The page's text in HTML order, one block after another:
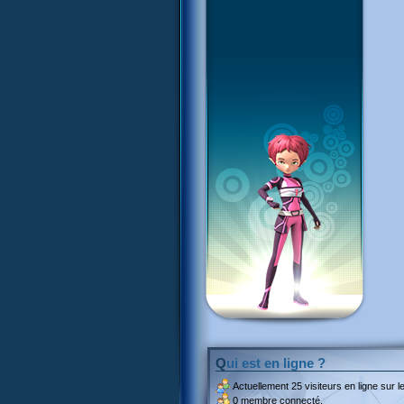
Qui est en ligne ?
Actuellement 25 visiteurs en ligne sur
0 membre connecté.